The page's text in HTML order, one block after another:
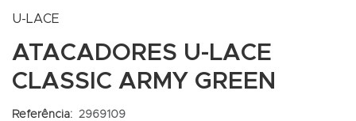
U-LACE
ATACADORES U-LACE
CLASSIC ARMY GREEN
Referência: 2969109